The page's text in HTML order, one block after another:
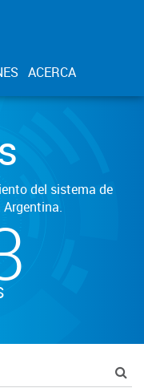
ACERCA
del sistema de